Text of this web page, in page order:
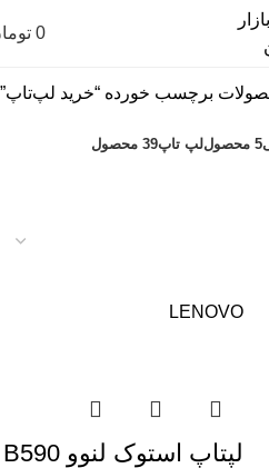
0
برچسب خورده “خرید لپ‌تاپ”
5 محصول لپ تاپ39 محصول
LENOVO
لپتاپ استوک لنوو B590